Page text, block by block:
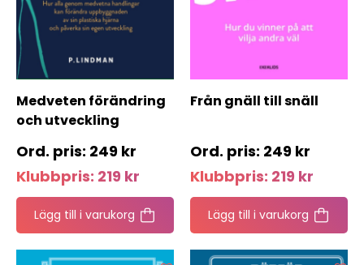
Medveten förändring
och utveckling
249 kr
Klubbpris: 219 kr
Lägg till i varukorg
Från gnäll till snäll
249 kr
Klubbpris: 219 kr
Lägg till i varukorg